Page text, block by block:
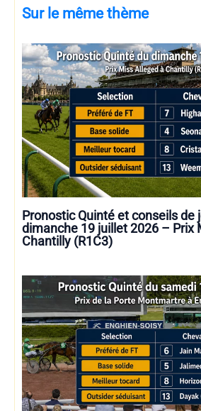
Sur le même thème
Pronostic Quinté et conseils de
dimanche 19 juillet 2026 – Prix
Chantilly (R1C3)